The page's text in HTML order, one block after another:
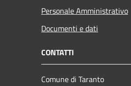
Personale Amministrativo
Documenti e dati
CONTATTI
Comune di Taranto